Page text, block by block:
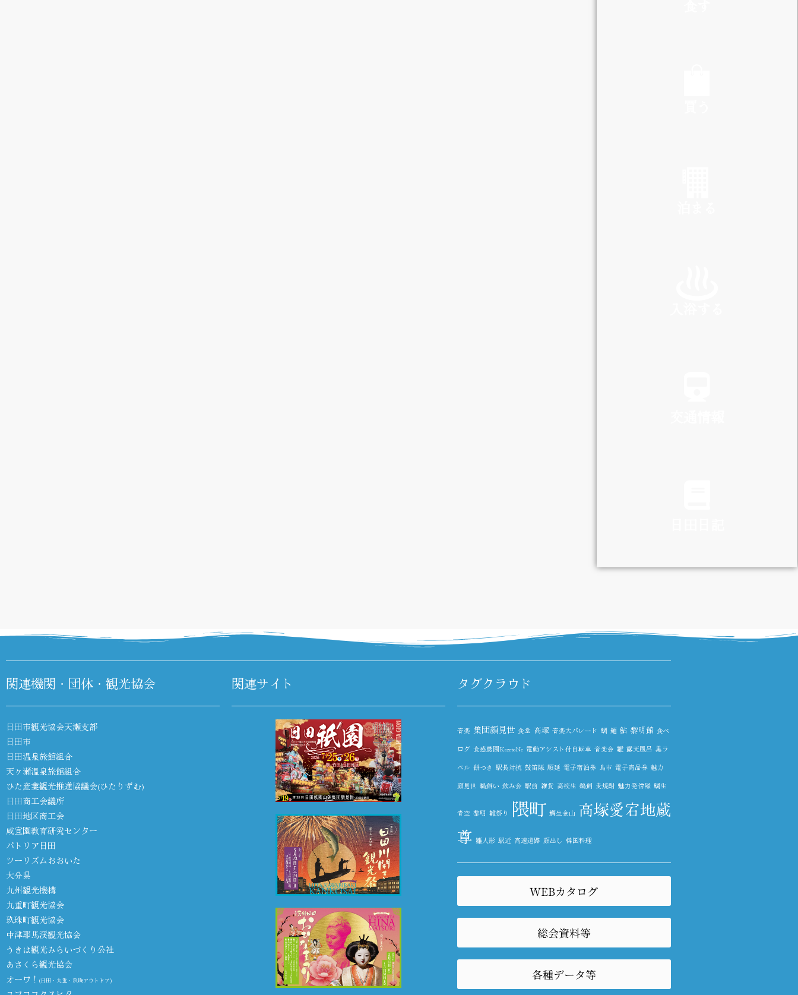
DIARY
関連機関・団体・観光協会
日田市観光協会天瀬支部
日田市
日田温泉旅館組合
天ヶ瀬温泉旅館組合
ひた産業観光推進協議会(ひたりずむ)
日田商工会議所
日田地区商工会
咸宜園教育研究センター
パトリア日田
ツーリズムおおいた
大分県
九州観光機構
九重町観光協会
玖珠町観光協会
中津耶馬渓観光協会
うきは観光みらいづくり公社
あさくら観光協会
オーワ！ (日田・九重・玖珠アウトドア)
関連サイト タグクラウド
音楽 集団顔見世 食堂 高塚 音楽大パレード 鯛 麺 鮎 黎明館 食べ
ログ 食感農園KazetoNe 電動アシスト付自転車 音楽会 雛 露天風呂 黒ラ
ベル 餅つき 駅長対抗 鼓笛隊 順延 電子宿泊券 鳥市 電子商品券 魅力
顔見世 鵜飼い 飲み会 駅前 雑貨 高校生 鵜飼 麦焼酎 魅力発信隊 鯛生
青空 黎明 雛祭り 隈町 鯛生金山 高塚愛宕地蔵
尊 雛人形 駅近 高速道路 顔出し 韓国料理
WEBカタログ
総会資料等
各種データ等